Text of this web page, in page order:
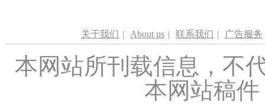
关于我们 | About us | 联系我们 | 广告服务
本网站所刊载信息，不
本网站稿